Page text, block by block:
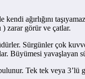
kendi ağırlığını
) zarar görür ve çatlar.
Sürgünler çok
Büyümesi yavaşlayan
Tek tek veya